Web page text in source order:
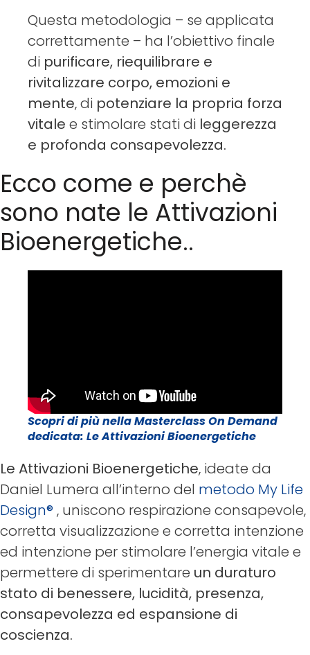
Questa metodologia – se applicata
correttamente – ha l’obiettivo finale
di purificare, riequilibrare e
rivitalizzare corpo, emozioni e
mente, di potenziare la propria forza
vitale e stimolare stati di leggerezza
e profonda consapevolezza.
Ecco come e perchè
sono nate le Attivazioni
Bioenergetiche..
Scopri di più nella Masterclass On Demand
dedicata: Le Attivazioni Bioenergetiche
Le Attivazioni Bioenergetiche, ideate da
Daniel Lumera all’interno del metodo My Life
Design® , uniscono respirazione consapevole,
corretta visualizzazione e corretta intenzione
ed intenzione per stimolare l’energia vitale e
permettere di sperimentare un duraturo
stato di benessere, lucidità, presenza,
consapevolezza ed espansione di
coscienza.